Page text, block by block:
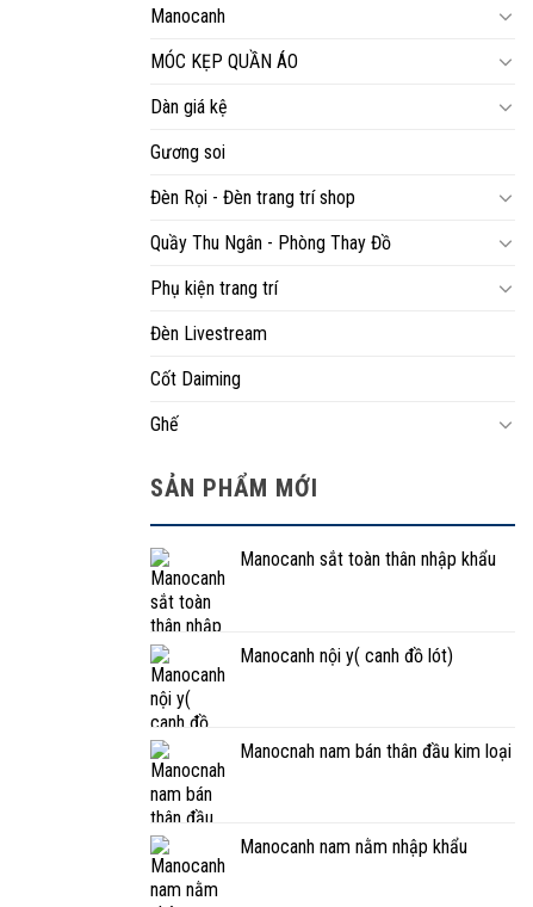
Manocanh
MÓC KẸP QUẦN ÁO
Dàn giá kệ
Gương soi
Đèn Rọi - Đèn trang trí shop
Quầy Thu Ngân - Phòng Thay Đồ
Phụ kiện trang trí
Đèn Livestream
Cốt Daiming
Ghế
SẢN PHẨM MỚI
Manocanh sắt toàn thân nhập khẩu
Manocanh nội y( canh đồ lót)
Manocnah nam bán thân đầu kim loại
Manocanh nam nằm nhập khẩu